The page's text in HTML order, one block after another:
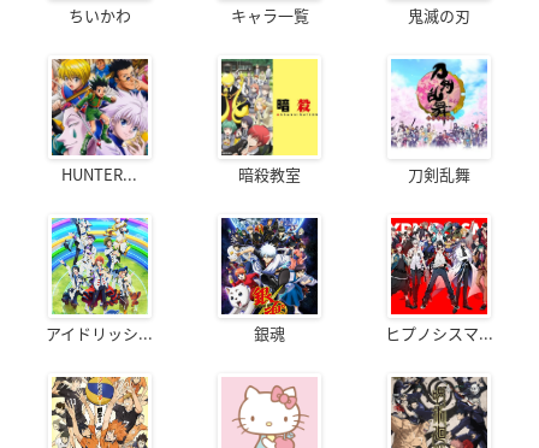
ちいかわ キャラ一覧 鬼滅の刃
HUNTER... 暗殺教室 刀剣乱舞
アイドリッシ... 銀魂 ヒプノシスマ...